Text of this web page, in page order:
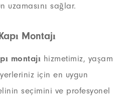
uzamasını sağlar.
Montajı
montajı hizmetimiz, yaşam
için en uygun
seçimini ve profesyonel